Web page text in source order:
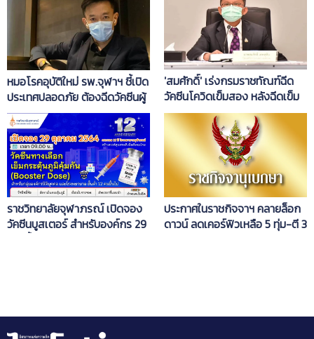
หมอโรคอุบัติใหม่ รพ.จุฬาฯ ชี้เปิด
ประเทศปลอดภัย ต้องฉีดวัคซีนผู้
สูงอายุ-กลุ่มโรคให้ได้สูงเกินเป้า
'สมศักดิ์'​ เร่งกรมราชทัณฑ์ฉีด
วัคซีนโควิดเข็มสอง หลังฉีดเข็ม
แรกครบแล้ว
ราชวิทยาลัยจุฬาภรณ์ เปิดจอง
วัคซีนบูสเตอร์ สำหรับองค์กร 29
ประกาศในราชกิจจาฯ คลายล็อก
ดาวน์ ลดเคอร์ฟิวเหลือ 5 ทุ่ม-ตี 3